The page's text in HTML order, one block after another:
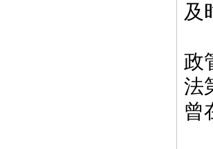
及
政
法
曾